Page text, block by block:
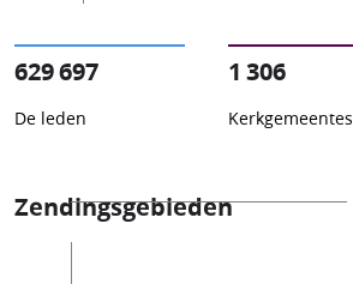
629 697
De leden
1 306
Kerkgemeentes
Zendingsgebieden